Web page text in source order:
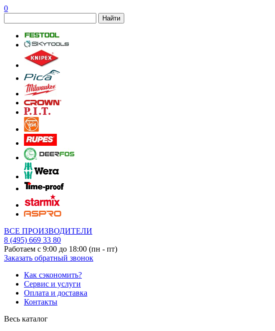
0
Найти
ВСЕ ПРОИЗВОДИТЕЛИ
8 (495) 669 33 80
Работаем с 9:00 до 18:00 (пн - пт)
Заказать обратный звонок
Как сэкономить?
Сервис и услуги
Оплата и доставка
Контакты
Весь каталог